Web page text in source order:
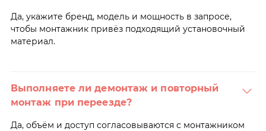
Да, укажите бренд, модель и мощность в запросе,
чтобы монтажник привёз подходящий установочный
материал.
Выполняете ли демонтаж и повторный
монтаж при переезде?
Да, объём и доступ согласовываются с монтажником